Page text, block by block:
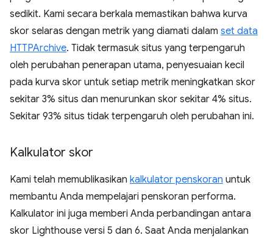
sedikit. Kami secara berkala memastikan bahwa kurva
skor selaras dengan metrik yang diamati dalam set data
HTTPArchive. Tidak termasuk situs yang terpengaruh
oleh perubahan penerapan utama, penyesuaian kecil
pada kurva skor untuk setiap metrik meningkatkan skor
sekitar 3% situs dan menurunkan skor sekitar 4% situs.
Sekitar 93% situs tidak terpengaruh oleh perubahan ini.
Kalkulator skor
Kami telah memublikasikan kalkulator penskoran untuk
membantu Anda mempelajari penskoran performa.
Kalkulator ini juga memberi Anda perbandingan antara
skor Lighthouse versi 5 dan 6. Saat Anda menjalankan